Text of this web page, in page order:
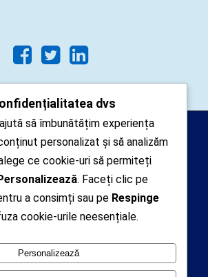
Arhipelago Interactive © 2010-
2024. Toate drepturile rezervate.
Datele cu caracter personal
site sunt administrate de un
a Prelucrarii Datelor cu
dvs
să îmbunătățim experiența
personalizat și să analizăm
ce cookie-uri să permiteți
. Faceți clic pe
a consimți sau pe Respinge
cookie-urile neesențiale.
Personalizează